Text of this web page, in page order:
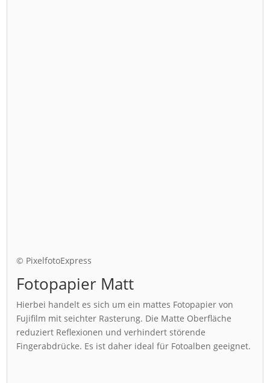
© PixelfotoExpress
Fotopapier Matt
Hierbei handelt es sich um ein mattes Fotopapier von
Fujifilm mit seichter Rasterung. Die Matte Oberfläche
reduziert Reflexionen und verhindert störende
Fingerabdrücke. Es ist daher ideal für Fotoalben geeignet.